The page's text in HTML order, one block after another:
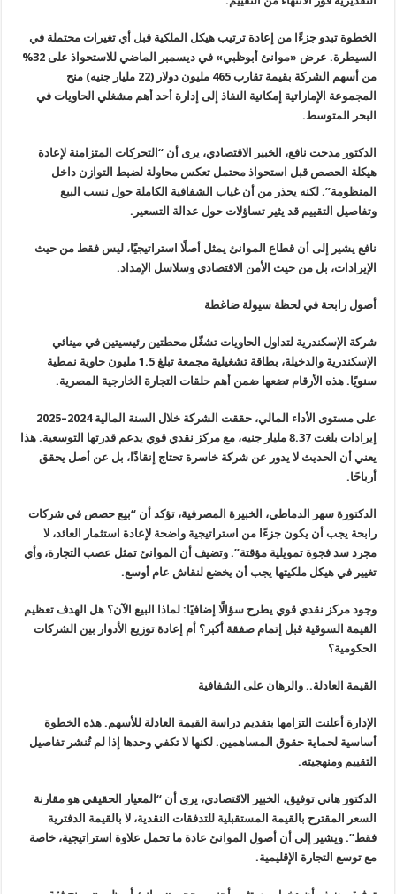
الخطوة تبدو جزءًا من إعادة ترتيب هيكل الملكية قبل أي تغيرات محتملة في
السيطرة. عرض «موانئ أبوظبي» في ديسمبر الماضي للاستحواذ على 32%
من أسهم الشركة بقيمة تقارب 465 مليون دولار (22 مليار جنيه) منح
المجموعة الإماراتية إمكانية النفاذ إلى إدارة أحد أهم مشغلي الحاويات في
البحر المتوسط.
الدكتور مدحت نافع، الخبير الاقتصادي، يرى أن “التحركات المتزامنة لإعادة
هيكلة الحصص قبل استحواذ محتمل تعكس محاولة لضبط التوازن داخل
المنظومة”. لكنه يحذر من أن غياب الشفافية الكاملة حول نسب البيع
وتفاصيل التقييم قد يثير تساؤلات حول عدالة التسعير.
نافع يشير إلى أن قطاع الموانئ يمثل أصلًا استراتيجيًا، ليس فقط من حيث
الإيرادات، بل من حيث الأمن الاقتصادي وسلاسل الإمداد.
أصول رابحة في لحظة سيولة ضاغطة
شركة الإسكندرية لتداول الحاويات تشغّل محطتين رئيسيتين في مينائي
الإسكندرية والدخيلة، بطاقة تشغيلية مجمعة تبلغ 1.5 مليون حاوية نمطية
سنويًا. هذه الأرقام تضعها ضمن أهم حلقات التجارة الخارجية المصرية.
على مستوى الأداء المالي، حققت الشركة خلال السنة المالية 2024–2025
إيرادات بلغت 8.37 مليار جنيه، مع مركز نقدي قوي يدعم قدرتها التوسعية. هذا
يعني أن الحديث لا يدور عن شركة خاسرة تحتاج إنقاذًا، بل عن أصل يحقق
أرباحًا.
الدكتورة سهر الدماطي، الخبيرة المصرفية، تؤكد أن “بيع حصص في شركات
رابحة يجب أن يكون جزءًا من استراتيجية واضحة لإعادة استثمار العائد، لا
مجرد سد فجوة تمويلية مؤقتة”. وتضيف أن الموانئ تمثل عصب التجارة، وأي
تغيير في هيكل ملكيتها يجب أن يخضع لنقاش عام أوسع.
وجود مركز نقدي قوي يطرح سؤالًا إضافيًا: لماذا البيع الآن؟ هل الهدف تعظيم
القيمة السوقية قبل إتمام صفقة أكبر؟ أم إعادة توزيع الأدوار بين الشركات
الحكومية؟
القيمة العادلة.. والرهان على الشفافية
الإدارة أعلنت التزامها بتقديم دراسة القيمة العادلة للأسهم. هذه الخطوة
أساسية لحماية حقوق المساهمين. لكنها لا تكفي وحدها إذا لم تُنشر تفاصيل
التقييم ومنهجيته.
الدكتور هاني توفيق، الخبير الاقتصادي، يرى أن “المعيار الحقيقي هو مقارنة
السعر المقترح بالقيمة المستقبلية للتدفقات النقدية، لا بالقيمة الدفترية
فقط”. ويشير إلى أن أصول الموانئ عادة ما تحمل علاوة استراتيجية، خاصة
مع توسع التجارة الإقليمية.